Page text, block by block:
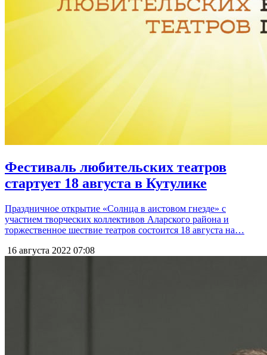
Фестиваль любительских театров
стартует 18 августа в Кутулике
Праздничное открытие «Солнца в аистовом гнезде» с
участием творческих коллективов Аларского района и
торжественное шествие театров состоится 18 августа на…
16 августа 2022 07:08